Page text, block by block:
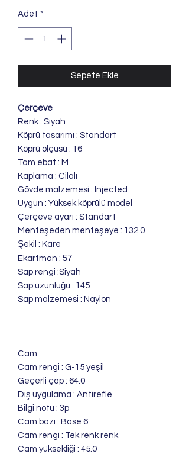
Adet *
Sepete Ekle
Çerçeve
Renk : Siyah
Köprü tasarımı : Standart
Köprü ölçüsü : 16
Tam ebat : M
Kaplama : Cilalı
Gövde malzemesi : Injected
Uygun : Yüksek köprülü model
Çerçeve ayarı : Standart
Menteşeden menteşeye : 132.0
Şekil : Kare
Ekartman : 57
Sap rengi :Siyah
Sap uzunluğu : 145
Sap malzemesi : Naylon
Cam
Cam rengi : G-15 yeşil
Geçerli çap : 64.0
Dış uygulama : Antirefle
Bilgi notu : 3p
Cam bazı : Base 6
Cam rengi : Tek renk renk
Cam yüksekliği : 45.0